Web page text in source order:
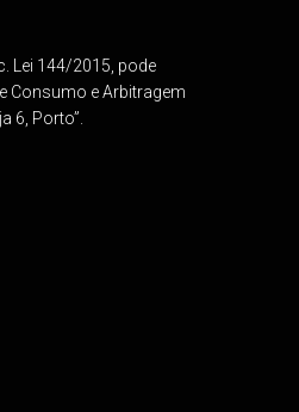
Lei 144/2015, pode
Consumo e Arbitragem
6, Porto”.